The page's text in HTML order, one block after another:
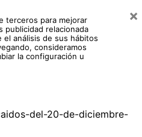
terceros para mejorar
publicidad relacionada
análisis de sus hábitos
consideramos
la configuración u
×
del-20-de-diciembre-